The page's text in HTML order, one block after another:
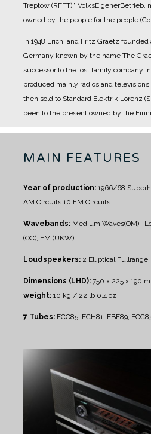
Treptow (RFFT)." VolksEigenerBetrieb,
owned by the people for the people
In 1948 Erich, and Fritz Graetz
Germany known by the name The
successor to the lost family company
produced mainly radios and televisions.
then sold to Standard Elektrik Lorenz
been to the present owned by the
MAIN FEATURES
Year of production: 1966/68
AM Circuits 10 FM Circuits
Wavebands: Medium Waves(OM),
(OC), FM (UKW)
Loudspeakers: 2 Elliptical Fullrange
Dimensions (LHD): 750 x 225 x 190
weight: 10 kg / 22 lb 0.4 oz
7 Tubes: ECC85, ECH81, EBF89,